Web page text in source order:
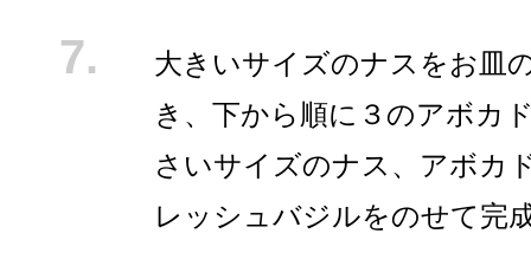
大きいサイズのナスをお皿
き、下から順に３のアボカ
さいサイズのナス、アボカ
レッシュバジルをのせて完